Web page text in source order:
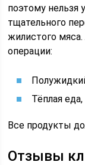
поэтому нельзя
тщательного
жилистого
операции:
Тёплая
Все продукты
Отзывы